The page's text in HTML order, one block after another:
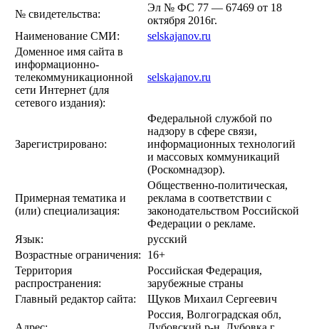
№ свидетельства:
Эл № ФС 77 — 67469 от 18
октября 2016г.
Наименование СМИ:
selskajanov.ru
Доменное имя сайта в
информационно-
телекоммуникационной
сети Интернет (для
сетевого издания):
selskajanov.ru
Зарегистрировано:
Федеральной службой по
надзору в сфере связи,
информационных технологий
и массовых коммуникаций
(Роскомнадзор).
Примерная тематика и
(или) специализация:
Общественно-политическая,
реклама в соответствии с
законодательством Российской
Федерации о рекламе.
Язык:
русский
Возрастные ограничения:
16+
Территория
распространения:
Российская Федерация,
зарубежные страны
Главный редактор сайта:
Щуков Михаил Сергеевич
Россия, Волгоградская обл,